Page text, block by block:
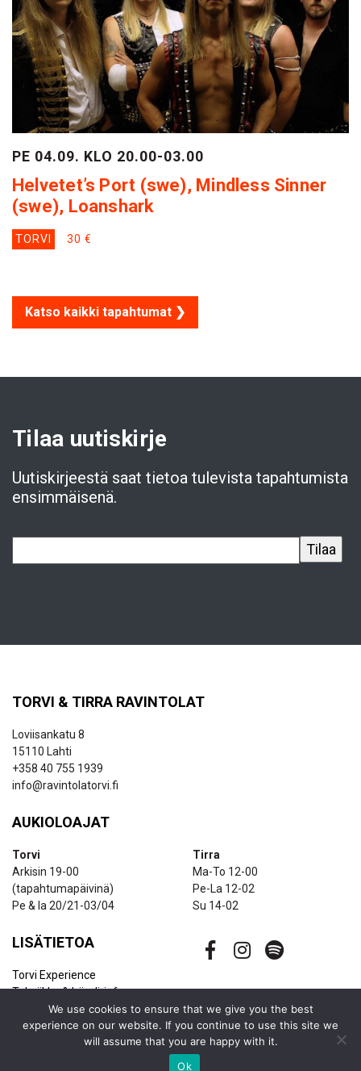
PE 04.09. KLO 20.00-03.00
Helvetet’s Port (swe), Mindless Sinner
(swe), Loanshark
TORVI 30 €
Katso kaikki tapahtumat ❯
Tilaa uutiskirje
Uutiskirjeestä saat tietoa tulevista tapahtumista
ensimmäisenä.
TORVI & TIRRA RAVINTOLAT
Loviisankatu 8
15110 Lahti
+358 40 755 1939
info@ravintolatorvi.fi
AUKIOLOAJAT
Torvi
Arkisin 19-00
(tapahtumapäivinä)
Pe & la 20/21-03/04
Tirra
Ma-To 12-00
Pe-La 12-02
Su 14-02
LISÄTIETOA
Torvi Experience
Tekniikka & bändi-info
Ravintolapalvelut
Uutiskirje
We use cookies to ensure that we give you the best
experience on our website. If you continue to use this site we
will assume that you are happy with it.
Ok